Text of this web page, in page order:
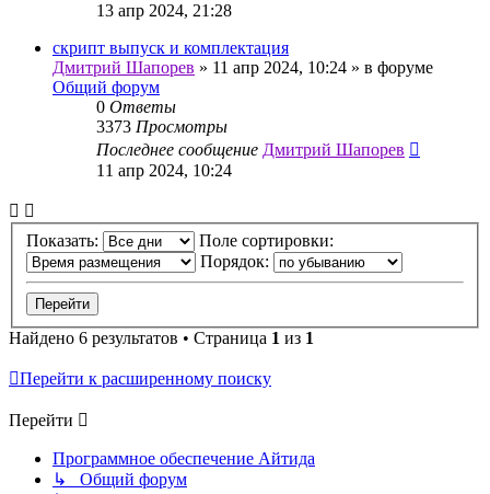
13 апр 2024, 21:28
скрипт выпуск и комплектация
Дмитрий Шапорев » 11 апр 2024, 10:24 » в форуме
Общий форум
0 Ответы
3373 Просмотры
Последнее сообщение Дмитрий Шапорев
11 апр 2024, 10:24
Показать:
Поле сортировки:
Порядок:
Найдено 6 результатов • Страница 1 из 1
Перейти к расширенному поиску
Перейти
Программное обеспечение Айтида
↳ Общий форум